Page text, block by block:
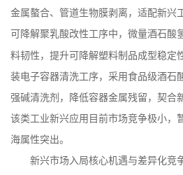
金属螯合、管道生物膜剥离，适配新兴
可降解聚乳酸改性工序中，微量酒石酸
料韧性，提升可降解塑料制品成型稳定
装电子容器清洗工序，采用食品级酒石
强碱清洗剂，降低容器金属残留，契合
该类工业新兴应用目前市场竞争极小，
海属性突出。
新兴市场入局核心机遇与差异化竞